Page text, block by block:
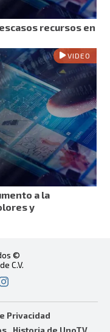
recursos en
VIDEO
a la
y
©
C.V.
Privacidad
Historia de UnoTV